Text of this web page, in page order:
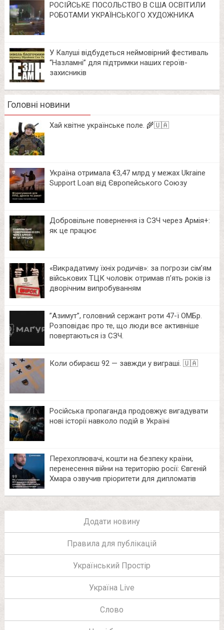
РОСІЙСЬКЕ ПОСОЛЬСТВО В США ОСВІТИЛИ
РОБОТАМИ УКРАЇНСЬКОГО ХУДОЖНИКА
У Калуші відбудеться неймовірний фестиваль
“Назламні” для підтримки наших героїв-
захисників
Головні новини
Хай квітне українське поле. 🌾🇺🇦
Україна отримала €3,47 млрд у межах Ukraine
Support Loan від Європейського Союзу
Добровільне повернення із СЗЧ через Армія+:
як це працює
«Викрадатиму їхніх родичів»: за погрози сім’ям
військових ТЦК чоловік отримав п’ять років із
дворічним випробуванням
⁨”Азимут”, головний сержант роти 47-ї ОМБр.
Розповідає про те, що люди все активніше
повертаються із СЗЧ.
Коли обираєш 92 — завжди у виграші. 🇺🇦
Російська пропаганда продовжує вигадувати
нові історії навколо подій в Україні
Перехоплювачі, кошти на безпеку країни,
перенесення війни на територію росії: Євгеній
Хмара озвучив пріоритети для дипломатів
Додати новину
Правила для публікацій
Український Простір
Україна Live
Слово